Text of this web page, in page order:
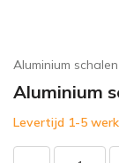
Aluminium
Aluminium
Levertijd 1-5